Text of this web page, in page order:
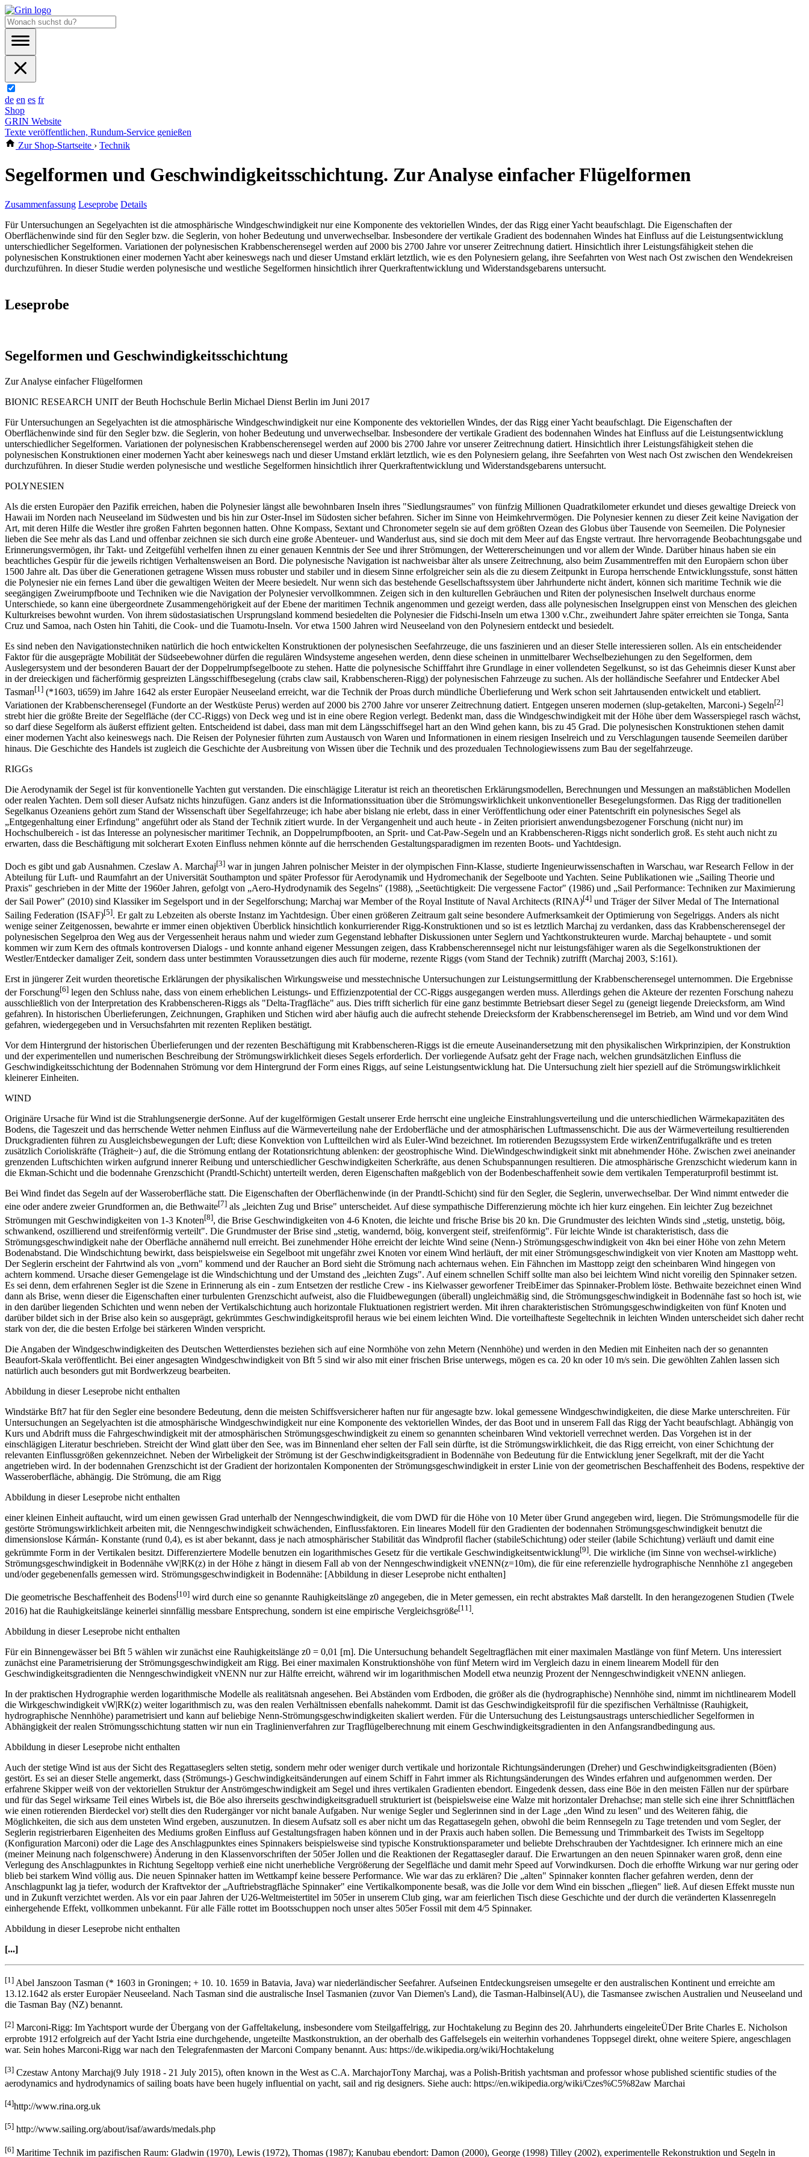
de en es fr
Shop
GRIN Website
Texte veröffentlichen, Rundum-Service genießen
Zur Shop-Startseite › Technik
Segelformen und Geschwindigkeitsschichtung. Zur Analyse einfacher Flügelformen
Zusammenfassung Leseprobe Details
Für Untersuchungen an Segelyachten ist die atmosphärische Windgeschwindigkeit nur eine Komponente des vektoriellen Windes, der das Rigg einer Yacht beaufschlagt. Die Eigenschaften der
Oberflächenwinde sind für den Segler bzw. die Seglerin, von hoher Bedeutung und unverwechselbar. Insbesondere der vertikale Gradient des bodennahen Windes hat Einfluss auf die Leistungsentwicklung
unterschiedlicher Segelformen. Variationen der polynesischen Krabbenscherensegel werden auf 2000 bis 2700 Jahre vor unserer Zeitrechnung datiert. Hinsichtlich ihrer Leistungsfähigkeit stehen die
polynesischen Konstruktionen einer modernen Yacht aber keineswegs nach und dieser Umstand erklärt letztlich, wie es den Polynesiern gelang, ihre Seefahrten von West nach Ost zwischen den Wendekreisen
durchzuführen. In dieser Studie werden polynesische und westliche Segelformen hinsichtlich ihrer Querkraftentwicklung und Widerstandsgebarens untersucht.
Leseprobe
Segelformen und Geschwindigkeitsschichtung
Zur Analyse einfacher Flügelformen
BIONIC RESEARCH UNIT der Beuth Hochschule Berlin Michael Dienst Berlin im Juni 2017
Für Untersuchungen an Segelyachten ist die atmosphärische Windgeschwindigkeit nur eine Komponente des vektoriellen Windes, der das Rigg einer Yacht beaufschlagt. Die Eigenschaften der
Oberflächenwinde sind für den Segler bzw. die Seglerin, von hoher Bedeutung und unverwechselbar. Insbesondere der vertikale Gradient des bodennahen Windes hat Einfluss auf die Leistungsentwicklung
unterschiedlicher Segelformen. Variationen der polynesischen Krabbenscherensegel werden auf 2000 bis 2700 Jahre vor unserer Zeitrechnung datiert. Hinsichtlich ihrer Leistungsfähigkeit stehen die
polynesischen Konstruktionen einer modernen Yacht aber keineswegs nach und dieser Umstand erklärt letztlich, wie es den Polynesiern gelang, ihre Seefahrten von West nach Ost zwischen den Wendekreisen
durchzuführen. In dieser Studie werden polynesische und westliche Segelformen hinsichtlich ihrer Querkraftentwicklung und Widerstandsgebarens untersucht.
POLYNESIEN
Als die ersten Europäer den Pazifik erreichen, haben die Polynesier längst alle bewohnbaren Inseln ihres "Siedlungsraumes" von fünfzig Millionen Quadratkilometer erkundet und dieses gewaltige Dreieck von
Hawaii im Norden nach Neuseeland im Südwesten und bis hin zur Oster-Insel im Südosten sicher befahren. Sicher im Sinne von Heimkehrvermögen. Die Polynesier kennen zu dieser Zeit keine Navigation der
Art, mit deren Hilfe die Westler ihre großen Fahrten begonnen hatten. Ohne Kompass, Sextant und Chronometer segeln sie auf dem größten Ozean des Globus über Tausende von Seemeilen. Die Polynesier
lieben die See mehr als das Land und offenbar zeichnen sie sich durch eine große Abenteuer- und Wanderlust aus, sind sie doch mit dem Meer auf das Engste vertraut. Ihre hervorragende Beobachtungsgabe und
Erinnerungsvermögen, ihr Takt- und Zeitgefühl verhelfen ihnen zu einer genauen Kenntnis der See und ihrer Strömungen, der Wettererscheinungen und vor allem der Winde. Darüber hinaus haben sie ein
beachtliches Gespür für die jeweils richtigen Verhaltensweisen an Bord. Die polynesische Navigation ist nachweisbar älter als unsere Zeitrechnung, also beim Zusammentreffen mit den Europäern schon über
1500 Jahre alt. Das über die Generationen getragene Wissen muss robuster und stabiler und in diesem Sinne erfolgreicher sein als die zu diesem Zeitpunkt in Europa herrschende Entwicklungsstufe, sonst hätten
die Polynesier nie ein fernes Land über die gewaltigen Weiten der Meere besiedelt. Nur wenn sich das bestehende Gesellschaftssystem über Jahrhunderte nicht ändert, können sich maritime Technik wie die
seegängigen Zweirumpfboote und Techniken wie die Navigation der Polynesier vervollkommnen. Zeigen sich in den kulturellen Gebräuchen und Riten der polynesischen Inselwelt durchaus enorme
Unterschiede, so kann eine übergeordnete Zusammengehörigkeit auf der Ebene der maritimen Technik angenommen und gezeigt werden, dass alle polynesischen Inselgruppen einst von Menschen des gleichen
Kulturkreises bewohnt wurden. Von ihrem südostasiatischen Ursprungsland kommend besiedelten die Polynesier die Fidschi-Inseln um etwa 1300 v.Chr., zweihundert Jahre später erreichten sie Tonga, Santa
Cruz und Samoa, nach Osten hin Tahiti, die Cook- und die Tuamotu-Inseln. Vor etwa 1500 Jahren wird Neuseeland von den Polynesiern entdeckt und besiedelt.
Es sind neben den Navigationstechniken natürlich die hoch entwickelten Konstruktionen der polynesischen Seefahrzeuge, die uns faszinieren und an dieser Stelle interessieren sollen. Als ein entscheidender
Faktor für die ausgeprägte Mobilität der Südseebewohner dürfen die regulären Windsysteme angesehen werden, denn diese scheinen in unmittelbarer Wechsel­beziehungen zu den Segelformen, dem
Auslegersystem und der besonderen Bauart der der Doppelrumpfsegelboote zu stehen. Hatte die polynesische Schifffahrt ihre Grundlage in einer vollendeten Segelkunst, so ist das Geheimnis dieser Kunst aber
in der dreieckigen und fächerförmig gespreizten Längsschiffbesegelung (crabs claw sail, Krabbenscheren-Rigg) der polynesischen Fahrzeuge zu suchen. Als der holländische Seefahrer und Entdecker Abel
Tasman[1] (*1603, ti659) im Jahre 1642 als erster Europäer Neuseeland erreicht, war die Technik der Proas durch mündliche Überlieferung und Werk schon seit Jahrtausenden entwickelt und etabliert.
Variationen der Krabbenscherensegel (Fundorte an der Westküste Perus) werden auf 2000 bis 2700 Jahre vor unserer Zeitrechnung datiert. Entgegen unseren modernen (slup-getakelten, Marconi-) Segeln[2]
strebt hier die größte Breite der Segelfläche (der CC-Riggs) von Deck weg und ist in eine obere Region verlegt. Bedenkt man, dass die Windgeschwindigkeit mit der Höhe über dem Wasserspiegel rasch wächst,
so darf diese Segelform als äußerst effizient gelten. Entscheidend ist dabei, dass man mit dem Längsschiffsegel hart an den Wind gehen kann, bis zu 45 Grad. Die polynesischen Konstruktionen stehen damit
einer modernen Yacht also keineswegs nach. Die Reisen der Polynesier führten zum Austausch von Waren und Informationen in einem riesigen Inselreich und zu Verschlagungen tausende Seemeilen darüber
hinaus. Die Geschichte des Handels ist zugleich die Geschichte der Ausbreitung von Wissen über die Technik und des prozedualen Technologiewissens zum Bau der segelfahrzeuge.
RIGGs
Die Aerodynamik der Segel ist für konventionelle Yachten gut verstanden. Die einschlägige Literatur ist reich an theoretischen Erklärungsmodellen, Berechnungen und Messungen an maßstäblichen Modellen
oder realen Yachten. Dem soll dieser Aufsatz nichts hinzufügen. Ganz anders ist die Informationssituation über die Strömungswirklichkeit unkonventioneller Besegelungsformen. Das Rigg der traditionellen
Segelkanus Ozeaniens gehört zum Stand der Wissenschaft über Segelfahrzeuge; ich habe aber bislang nie erlebt, dass in einer Veröffentlichung oder einer Patentschrift ein polynesisches Segel als
„Entgegenhaltung einer Erfindung" angeführt oder als Stand der Technik zitiert wurde. In der Vergangenheit und auch heute - in Zeiten priorisiert anwendungsbezogener Forschung (nicht nur) im
Hochschulbereich - ist das Interesse an polynesischer maritimer Technik, an Doppelrumpfbooten, an Sprit- und Cat-Paw-Segeln und an Krabbenscheren-Riggs nicht sonderlich groß. Es steht auch nicht zu
erwarten, dass die Beschäftigung mit solcherart Exoten Einfluss nehmen könnte auf die herrschenden Gestaltungsparadigmen im rezenten Boots- und Yachtdesign.
Doch es gibt und gab Ausnahmen. Czeslaw A. Marchaj[3] war in jungen Jahren polnischer Meister in der olympischen Finn-Klasse, studierte Ingenieurwissenschaften in Warschau, war Research Fellow in der
Abteilung für Luft- und Raumfahrt an der Universität Southampton und später Professor für Aerodynamik und Hydromechanik der Segelboote und Yachten. Seine Publikationen wie „Sailing Theorie und
Praxis" geschrieben in der Mitte der 1960er Jahren, gefolgt von „Aero-Hydrodynamik des Segelns" (1988), „Seetüchtigkeit: Die vergessene Factor" (1986) und „Sail Performance: Techniken zur Maximierung
der Sail Power" (2010) sind Klassiker im Segelsport und in der Segelforschung; Marchaj war Member of the Royal Institute of Naval Architects (RINA)[4] und Träger der Silver Medal of The International
Sailing Federation (ISAF)[5]. Er galt zu Lebzeiten als oberste Instanz im Yachtdesign. Über einen größeren Zeitraum galt seine besondere Aufmerksamkeit der Optimierung von Segelriggs. Anders als nicht
wenige seiner Zeitgenossen, bewahrte er immer einen objektiven Überblick hinsichtlich konkurrierender Rigg-Konstruktionen und so ist es letztlich Marchaj zu verdanken, dass das Krabbenscherensegel der
polynesischen Segelproa den Weg aus der Vergessenheit heraus nahm und wieder zum Gegenstand lebhafter Diskussionen unter Seglern und Yachtkonstrukteuren wurde. Marchaj behauptete - und somit
kommen wir zum Kern des oftmals kontroversen Dialogs - und konnte anhand eigener Messungen zeigen, dass Krabbenscherennsegel nicht nur leistungsfähiger waren als die Segelkonstruktionen der
Westler/Entdecker damaliger Zeit, sondern dass unter bestimmten Voraussetzungen dies auch für moderne, rezente Riggs (vom Stand der Technik) zutrifft (Marchaj 2003, S:161).
Erst in jüngerer Zeit wurden theoretische Erklärungen der physikalischen Wirkungsweise und messtechnische Untersuchungen zur Leistungsermittlung der Krabbenscherensegel unternommen. Die Ergebnisse
der Forschung[6] legen den Schluss nahe, dass von einem erheblichen Leistungs- und Effizienzpotential der CC-Riggs ausgegangen werden muss. Allerdings gehen die Akteure der rezenten Forschung nahezu
ausschließlich von der Interpretation des Krabbenscheren-Riggs als "Delta-Tragfläche" aus. Dies trifft sicherlich für eine ganz bestimmte Betriebsart dieser Segel zu (geneigt liegende Dreiecksform, am Wind
gefahren). In historischen Überlieferungen, Zeichnungen, Graphiken und Stichen wird aber häufig auch die aufrecht stehende Dreiecksform der Krabbenscherensegel im Betrieb, am Wind und vor dem Wind
gefahren, wiedergegeben und in Versuchsfahrten mit rezenten Repliken bestätigt.
Vor dem Hintergrund der historischen Überlieferungen und der rezenten Beschäftigung mit Krabbenscheren-Riggs ist die erneute Auseinandersetzung mit den physikalischen Wirkprinzipien, der Konstruktion
und der experimentellen und numerischen Beschreibung der Strömungswirklichkeit dieses Segels erforderlich. Der vorliegende Aufsatz geht der Frage nach, welchen grundsätzlichen Einfluss die
Geschwindigkeitsschichtung der Bodennahen Strömung vor dem Hintergrund der Form eines Riggs, auf seine Leistungsentwicklung hat. Die Untersuchung zielt hier speziell auf die Strömungswirklichkeit
kleinerer Einheiten.
WIND
Originäre Ursache für Wind ist die Strahlungsenergie derSonne. Auf der kugelförmigen Gestalt unserer Erde herrscht eine ungleiche Einstrahlungsverteilung und die unterschied­lichen Wärmekapazitäten des
Bodens, die Tageszeit und das herrschende Wetter nehmen Einfluss auf die Wärmeverteilung nahe der Erdoberfläche und der atmosphärischen Luftmassenschicht. Die aus der Wärmeverteilung resultierenden
Druckgradienten führen zu Ausgleichsbewegungen der Luft; diese Konvektion von Luftteilchen wird als Euler-Wind bezeichnet. Im rotierenden Bezugssystem Erde wirkenZentrifugalkräfte und es treten
zusätzlich Corioliskräfte (Trägheit~) auf, die die Strömung entlang der Rotationsrich­tung ablenken: der geostrophische Wind. DieWindgeschwindigkeit sinkt mit abnehmender Höhe. Zwischen zwei aneinander
grenzenden Luftschichten wirken aufgrund innerer Reibung und unterschiedlicher Geschwindigkeiten Scherkräfte, aus denen Schubspannungen resultieren. Die atmosphärische Grenzschicht wiederum kann in
die Ekman-Schicht und die bodennahe Grenzschicht (Prandtl-Schicht) unterteilt werden, deren Eigenschaften maßgeb­lich von der Bodenbeschaffenheit sowie dem vertikalen Temperaturprofil bestimmt ist.
Bei Wind findet das Segeln auf der Wasseroberfläche statt. Die Eigenschaften der Oberflächenwinde (in der Prandtl-Schicht) sind für den Segler, die Seglerin, unverwechsel­bar. Der Wind nimmt entweder die
eine oder andere zweier Grundformen an, die Bethwaite[7] als „leichten Zug und Brise" unterscheidet. Auf diese sympathische Differenzierung möchte ich hier kurz eingehen. Ein leichter Zug bezeichnet
Strömungen mit Geschwindigkeiten von 1-3 Knoten[8], die Brise Geschwindigkeiten von 4-6 Knoten, die leichte und frische Brise bis 20 kn. Die Grundmuster des leichten Winds sind „stetig, unstetig, böig,
schwankend, oszillierend und streifenförmig verteilt". Die Grundmuster der Brise sind „stetig, wandernd, böig, konvergent steif, streifenförmig". Für leichte Winde ist charakteristisch, dass die
Strömungsgeschwindigkeit nahe der Oberfläche annähernd null erreicht. Bei zunehmender Höhe erreicht der leichte Wind seine (Nenn-) Strömungs­geschwindigkeit von 4kn bei einer Höhe von zehn Metern
Bodenabstand. Die Windschich­tung bewirkt, dass beispielsweise ein Segelboot mit ungefähr zwei Knoten vor einem Wind herläuft, der mit einer Strömungsgeschwindigkeit von vier Knoten am Masttopp weht.
Der Seglerin erscheint der Fahrtwind als von „vorn" kommend und der Raucher an Bord sieht die Strömung nach achternaus wehen. Ein Fähnchen im Masttopp zeigt den scheinbaren Wind hingegen von
achtern kommend. Ursache dieser Gemengelage ist die Windschichtung und der Umstand des „leichten Zugs". Auf einem schnellen Schiff sollte man also bei leichtem Wind nicht voreilig den Spinnaker setzen.
Es sei denn, dem erfahrenen Segler ist die Szene in Erinnerung als ein - zum Entsetzen der restliche Crew - ins Kielwasser geworfener Treib­Eimer das Spinnaker-Problem löste. Bethwaite bezeichnet einen Wind
dann als Brise, wenn dieser die Eigenschaften einer turbulenten Grenzschicht aufweist, also die Fluidbewegungen (überall) ungleichmäßig sind, die Strömungsgeschwindigkeit in Bodennähe fast so hoch ist, wie
in den darüber liegenden Schichten und wenn neben der Vertikalschichtung auch horizontale Fluktuationen registriert werden. Mit ihren charakteristischen Strömungsge­schwindigkeiten von fünf Knoten und
darüber bildet sich in der Brise also kein so ausgeprägt, gekrümmtes Geschwindigkeitsprofil heraus wie bei einem leichten Wind. Die vorteilhafteste Segeltechnik in leichten Winden unterscheidet sich daher recht
stark von der, die die besten Erfolge bei stärkeren Winden verspricht.
Die Angaben der Windgeschwindigkeiten des Deutschen Wetterdienstes beziehen sich auf eine Normhöhe von zehn Metern (Nennhöhe) und werden in den Medien mit Einheiten nach der so genannten
Beaufort-Skala veröffentlicht. Bei einer angesagten Windgeschwindigkeit von Bft 5 sind wir also mit einer frischen Brise unterwegs, mögen es ca. 20 kn oder 10 m/s sein. Die gewöhlten Zahlen lassen sich
natürlich auch besonders gut mit Bordwerkzeug bearbeiten.
Abbildung in dieser Leseprobe nicht enthalten
Windstärke Bft7 hat für den Segler eine besondere Bedeutung, denn die meisten Schiffsversicherer haften nur für angesagte bzw. lokal gemessene Windgeschwindigkeiten, die diese Marke unterschreiten. Für
Untersuchungen an Segelyachten ist die atmosphärische Windgeschwindigkeit nur eine Komponente des vektoriellen Windes, der das Boot und in unserem Fall das Rigg der Yacht beaufschlagt. Abhängig von
Kurs und Abdrift muss die Fahrgeschwindigkeit mit der atmosphärischen Strömungsgeschwindigkeit zu einem so genannten scheinbaren Wind vektoriell verrechnet werden. Das Vorgehen ist in der
einschlägigen Literatur beschrieben. Streicht der Wind glatt über den See, was im Binnenland eher selten der Fall sein dürfte, ist die Strömungswirklichkeit, die das Rigg erreicht, von einer Schichtung der
relevanten Einflussgrößen gekennzeichnet. Neben der Wirbeligkeit der Strömung ist der Geschwindigkeitsgradient in Bodennähe von Bedeutung für die Entwicklung jener Segelkraft, mit der die Yacht
angetrieben wird. In der bodennahen Grenzschicht ist der Gradient der horizontalen Komponenten der Strömungsgeschwindigkeit in erster Linie von der geometrischen Beschaffenheit des Bodens, respektive der
Wasseroberfläche, abhängig. Die Strömung, die am Rigg
Abbildung in dieser Leseprobe nicht enthalten
einer kleinen Einheit auftaucht, wird um einen gewissen Grad unterhalb der Nenngeschwindigkeit, die vom DWD für die Höhe von 10 Meter über Grund angegeben wird, liegen. Die Strömungsmodelle für die
gestörte Strömungswirklichkeit arbeiten mit, die Nenngeschwindigkeit schwächenden, Einflussfaktoren. Ein lineares Modell für den Gradienten der bodennahen Strömungsgeschwindigkeit benutzt die
dimensionslose Kármán- Konstante (rund 0,4), es ist aber bekannt, dass je nach atmosphärischer Stabilität das Windprofil flacher (stabileSchichtung) oder steiler (labile Schichtung) verläuft und damit eine
gekrümmte Form in der Vertikalen besitzt. Differenziertere Modelle benutzen ein logarithmisches Gesetz für die vertikale Geschwindigkeitsentwicklung[9]. Die wirkliche (im Sinne von wechsel-wirkliche)
Strömungsgeschwindigkeit in Bodennähe vW|RK(z) in der Höhe z hängt in diesem Fall ab von der Nenngeschwindigkeit vNENN(z=10m), die für eine referenzielle hydrographische Nennhöhe z1 angegeben
und/oder gegebenenfalls gemessen wird. Strömungsgeschwindigkeit in Bodennähe: [Abbildung in dieser Leseprobe nicht enthalten]
Die geometrische Beschaffenheit des Bodens[10] wird durch eine so genannte Rauhigkeits­länge z0 angegeben, die in Meter gemessen, ein recht abstraktes Maß darstellt. In den herangezogenen Studien (Twele
2016) hat die Rauhigkeitslänge keinerlei sinnfällig messbare Entsprechung, sondern ist eine empirische Vergleichsgröße[11].
Abbildung in dieser Leseprobe nicht enthalten
Für ein Binnengewässer bei Bft 5 wählen wir zunächst eine Rauhigkeitslänge z0 = 0,01 [m]. Die Untersuchung behandelt Segeltragflächen mit einer maximalen Mastlänge von fünf Metern. Uns interessiert
zunächst eine Parametrisierung der Strömungsgeschwindigkeit am Rigg. Bei einer maximalen Konstruktionshöhe von fünf Metern wird im Vergleich dazu in einem linearem Modell für den
Geschwindigkeitsgradienten die Nenngeschwindigkeit vNENN nur zur Hälfte erreicht, während wir im logarithmischen Modell etwa neunzig Prozent der Nenngeschwindigkeit vNENN anliegen.
In der praktischen Hydrographie werden logarithmische Modelle als realitätsnah angesehen. Bei Abständen vom Erdboden, die größer als die (hydrographische) Nennhöhe sind, nimmt im nichtlinearem Modell
die Wirkgeschwindigkeit vW|RK(z) weiter logarithmisch zu, was den realen Verhältnissen ebenfalls nahekommt. Damit ist das Geschwindigkeitsprofil für die spezifischen Verhältnisse (Rauhigkeit,
hydrographische Nennhöhe) parametrisiert und kann auf beliebige Nenn-Strömungsgeschwindigkeiten skaliert werden. Für die Untersuchung des Leistungsaustrags unterschiedlicher Segelformen in
Abhängigkeit der realen Strömungs­schichtung statten wir nun ein Traglinienverfahren zur Tragflügelberechnung mit einem Geschwindigkeitsgradienten in den Anfangsrandbedingung aus.
Abbildung in dieser Leseprobe nicht enthalten
Auch der stetige Wind ist aus der Sicht des Regattaseglers selten stetig, sondern mehr oder weniger durch vertikale und horizontale Richtungsänderungen (Dreher) und Geschwindig­keitsgradienten (Böen)
gestört. Es sei an dieser Stelle angemerkt, dass (Strömungs-) Geschwindigkeitsänderungen auf einem Schiff in Fahrt immer als Richtungsänderungen des Windes erfahren und aufgenommen werden. Der
erfahrene Skipper weiß von der vektoriellen Struktur der Anströmgeschwindigkeit am Segel und ihres vertikalen Gradienten ebendort. Eingedenk dessen, dass eine Böe in den meisten Fällen nur der spürbare
und für das Segel wirksame Teil eines Wirbels ist, die Böe also ihrerseits geschwindigkeitsgraduell strukturiert ist (beispielsweise eine Walze mit horizontaler Drehachse; man stelle sich eine ihrer Schnittflächen
wie einen rotierenden Bierdeckel vor) stellt dies den Rudergänger vor nicht banale Aufgaben. Nur wenige Segler und Seglerinnen sind in der Lage „den Wind zu lesen" und des Weiteren fähig, die
Möglichkeiten, die sich aus dem unsteten Wind ergeben, auszunutzen. In diesem Aufsatz soll es aber nicht um das Regattasegeln gehen, obwohl die beim Rennsegeln zu Tage tretenden und vom Segler, der
Seglerin registrierbaren Eigenheiten des Mediums großen Einfluss auf Gestaltungsfragen haben können und in der Praxis auch haben sollen. Die Bemessung und Trimmbarkeit des Twists im Segeltopp
(Konfiguration Marconi) oder die Lage des Anschlagpunktes eines Spinnakers beispielsweise sind typische Konstruktionsparameter und beliebte Drehschrauben der Yachtdesigner. Ich erinnere mich an eine
(meiner Meinung nach folgenschwere) Änderung in den Klassenvorschriften der 505er Jollen und die Reaktionen der Regattasegler darauf. Die Erwartungen an den neuen Spinnaker waren groß, denn eine
Verlegung des Anschlagpunktes in Richtung Segeltopp verhieß eine nicht unerhebliche Vergrößerung der Segelfläche und damit mehr Speed auf Vorwindkursen. Doch die erhoffte Wirkung war nur gering oder
blieb bei starkem Wind völlig aus. Die neuen Spinnaker hatten im Wettkampf keine bessere Performance. Wie war das zu erklären? Die „alten" Spinnaker konnten flacher gefahren werden, denn der
Anschlagpunkt lag ja tiefer, wodurch der Kraftvektor der „Auftriebstragfläche Spinnaker" eine Vertikalkomponente besaß, was die Jolle vor dem Wind ein bisschen „fliegen" ließ. Auf diesen Effekt musste nun
und in Zukunft verzichtet werden. Als vor ein paar Jahren der U26-Weltmeistertitel im 505er in unserem Club ging, war am feierlichen Tisch diese Geschichte und der durch die veränderten Klassenregeln
einher­gehende Effekt, vollkommen unbekannt. Für alle Fälle rottet im Bootsschuppen noch unser altes 505er Fossil mit dem 4/5 Spinnaker.
Abbildung in dieser Leseprobe nicht enthalten
[...]
[1] Abel Janszoon Tasman (* 1603 in Groningen; + 10. 10. 1659 in Batavia, Java) war niederländischer Seefahrer. Aufseinen Entdeckungsreisen umsegelte er den australischen Kontinent und erreichte am
13.12.1642 als erster Europäer Neuseeland. Nach Tasman sind die australische Insel Tasmanien (zuvor Van Diemen's Land), die Tasman-Halbinsel(AU), die Tasmansee zwischen Australien und Neuseeland und
die Tasman Bay (NZ) benannt.
[2] Marconi-Rigg: Im Yachtsport wurde der Übergang von der Gaffeltakelung, insbesondere vom Steilgaffelrigg, zur Hochtakelung zu Beginn des 20. Jahrhunderts eingeleiteÜDer Brite Charles E. Nicholson
erprobte 1912 erfolgreich auf der Yacht Istria eine durchgehende, ungeteilte Mastkonstruktion, an der oberhalb des Gaffelsegels ein weiterhin vorhandenes Toppsegel direkt, ohne weitere Spiere, angeschlagen
war. Sein hohes Marconi-Rigg war nach den Telegrafenmasten der Marconi Company benannt. Aus: https://de.wikipedia.org/wiki/Hochtakelung
[3] Czestaw Antony Marchaj(9 July 1918 - 21 July 2015), often known in the West as C.A. MarchajorTony Marchaj, was a Polish-British yachtsman and professor whose published scientific studies of the
aerodynamics and hydrodynamics of sailing boats have been hugely influential on yacht, sail and rig designers. Siehe auch: https://en.wikipedia.org/wiki/Czes%C5%82aw Marchai
[4]http://www.rina.org.uk
[5] http://www.sailing.org/about/isaf/awards/medals.php
[6] Maritime Technik im pazifischen Raum: Gladwin (1970), Lewis (1972), Thomas (1987); Kanubau ebendort: Damon (2000), George (1998) Tilley (2002), experimentelle Rekonstruktion und Segeln in